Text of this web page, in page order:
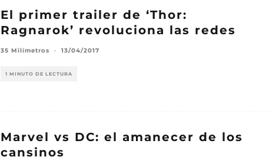
El primer trailer de ‘Thor:
Ragnarok’ revoluciona las redes
35 Milímetros · 13/04/2017
1 MINUTO DE LECTURA
Marvel vs DC: el amanecer de los
cansinos